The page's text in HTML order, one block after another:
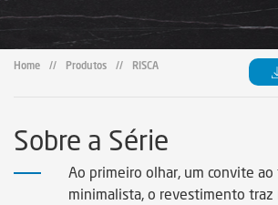
Certificados
Certificados
Legendas Técnicas
Home // Produtos // RISCA
Sobre a Série
Ao primeiro olhar, um convite
minimalista, o revestimento traz